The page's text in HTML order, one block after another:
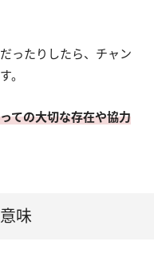
ったりしたら、チャン
。
ての大切な存在や協力
味